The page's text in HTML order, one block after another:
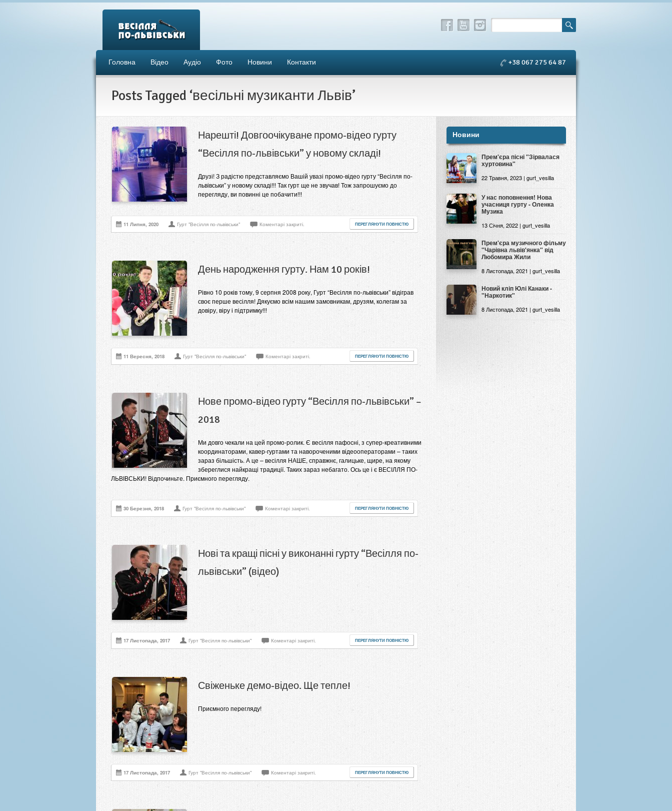
Головна Відео Аудіо Фото Новини Контакти +38 067 275 64 87
Posts Tagged ‘весільні музиканти Львів’
Нарешті! Довгоочікуване промо-відео гурту
“Весілля по-львівськи” у новому складі!
Друзі! З радістю представляємо Вашій увазі промо-відео гурту “Весілля по-
львівськи” у новому складі!!! Так гурт ще не звучав! Тож запрошуємо до
перегляду, ви повинні це побачити!!!
11 Липня, 2020 Гурт "Весілля по-львівськи" Коментарі закриті. ПЕРЕГЛЯНУТИ ПОВНІСТЮ
День народження гурту. Нам 10 років!
Рівно 10 років тому, 9 серпня 2008 року, Гурт “Весілля по-львівськи” відіграв
своє перше весілля! Дякуємо всім нашим замовникам, друзям, колегам за
довіру, віру і підтримку!!!
11 Вересня, 2018 Гурт "Весілля по-львівськи" Коментарі закриті. ПЕРЕГЛЯНУТИ ПОВНІСТЮ
Нове промо-відео гурту “Весілля по-львівськи” –
2018
Ми довго чекали на цей промо-ролик. Є весілля пафосні, з супер-креативними
координаторами, кавер-гуртами та навороченими відеооператорами – таких
зараз більшість. А це – весілля НАШЕ, справжнє, галицьке, щире, на якому
збереглися найкращі традиції. Таких зараз небагато. Ось це і є ВЕСІЛЛЯ ПО-
ЛЬВІВСЬКИ! Відпочиньте. Приємного перегляду.
30 Березня, 2018 Гурт "Весілля по-львівськи" Коментарі закриті. ПЕРЕГЛЯНУТИ ПОВНІСТЮ
Нові та кращі пісні у виконанні гурту “Весілля по-
львівськи” (відео)
17 Листопада, 2017 Гурт "Весілля по-львівськи" Коментарі закриті. ПЕРЕГЛЯНУТИ ПОВНІСТЮ
Свіженьке демо-відео. Ще тепле!
Приємного перегляду!
17 Листопада, 2017 Гурт "Весілля по-львівськи" Коментарі закриті. ПЕРЕГЛЯНУТИ ПОВНІСТЮ
Новини
Прем'єра пісні "Зірвалася
хуртовина"
22 Травня, 2023 | gurt_vesilla
У нас поповнення! Нова
учасниця гурту - Оленка
Музика
13 Січня, 2022 | gurt_vesilla
Прем'єра музичного фільму
"Чарівна львів'янка" від
Любомира Жили
8 Листопада, 2021 | gurt_vesilla
Новий кліп Юлі Канаки -
"Наркотик"
8 Листопада, 2021 | gurt_vesilla